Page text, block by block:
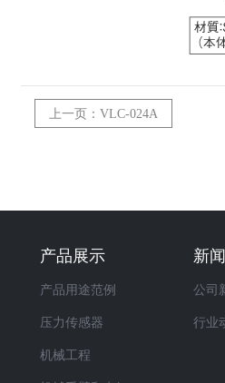
上一页：VLC-024A
产品展示
产品用途范例
压力传感器
机械工程
新
公司
行业